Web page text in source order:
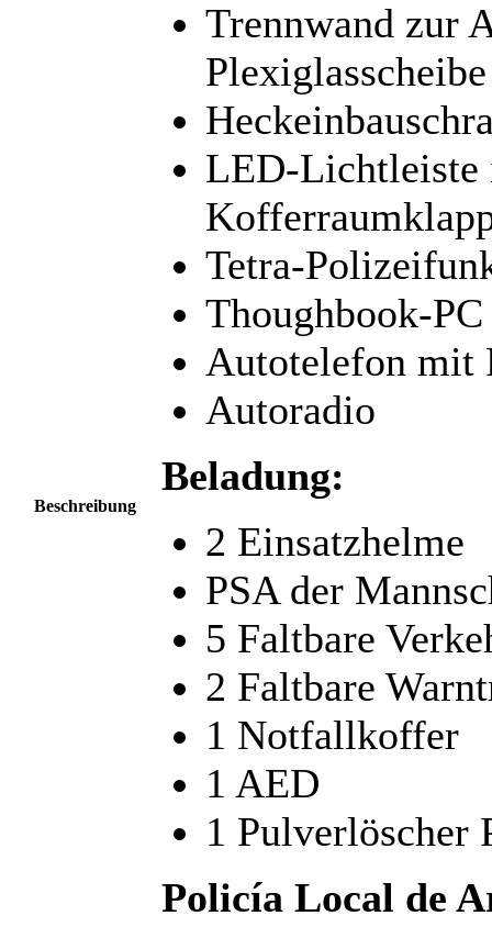
Beschreibung
Trennwand zur
Plexiglasscheibe
LED-Lichtleiste
Tetra-
Thoughbook-
Autotelefon mit
Autoradio
Beladung:
2 Einsatzhelme
PSA der
5 Faltbare
2 Faltbare
1 Notfallkoffer
1 AED
1 Pulverlöscher
Policía Local de